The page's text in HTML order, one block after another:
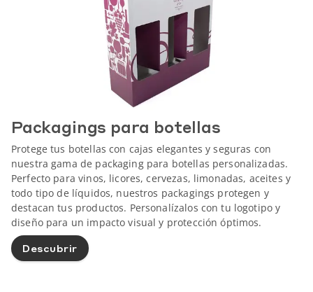
Packagings para botellas
Protege tus botellas con cajas elegantes y seguras con
nuestra gama de packaging para botellas personalizadas.
Perfecto para vinos, licores, cervezas, limonadas, aceites y
todo tipo de líquidos, nuestros packagings protegen y
destacan tus productos. Personalízalos con tu logotipo y
diseño para un impacto visual y protección óptimos.
Descubrir